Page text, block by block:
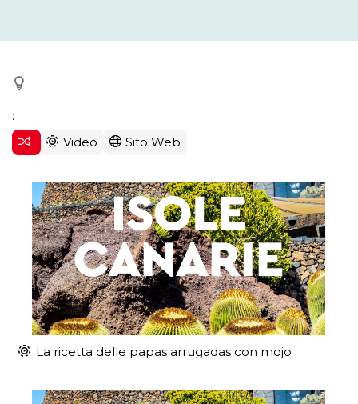
:
Video
Sito Web
La ricetta delle papas arrugadas con mojo